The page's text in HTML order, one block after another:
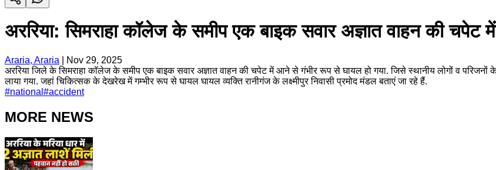
अररिया: सिमराहा कॉलेज के समीप एक बाइक सवार अज्ञात वाहन की
Araria, Araria
Nov 29, 2025
अररिया जिले के सिमराहा कॉलेज के समीप एक बाइक सवार अज्ञात वाहन की चपेट में आने से गंभीर रूप से घायल हो गया. जिसे स्थानीय लोगों व
लाया गया. जहां चिकित्सक के देखरेख में गम्भीर रूप से घायल घायल व्यक्ति रानीगंज के लक्ष्मीपुर निवासी प्रमोद मंडल बताएं जा रहे हैं.
#national #accident
MORE NEWS